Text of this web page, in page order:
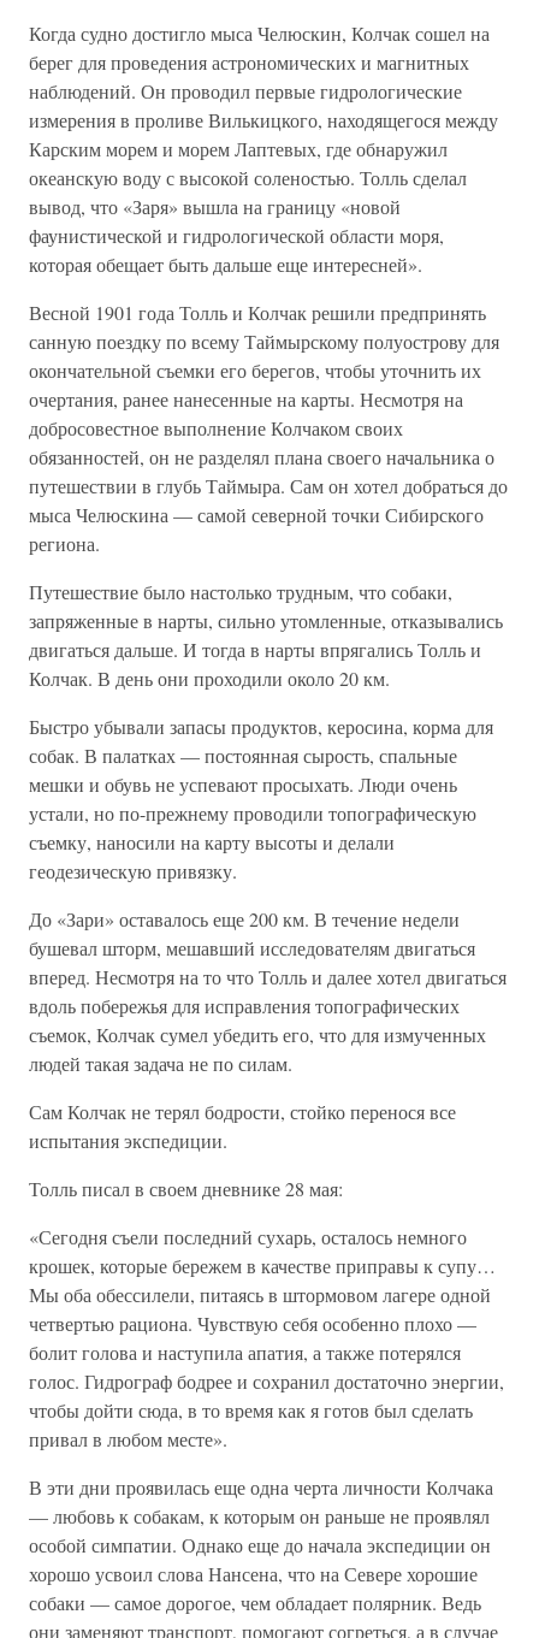
Когда судно достигло мыса Челюскин, Колчак сошел на
берег для проведения астрономических и магнитных
наблюдений. Он проводил первые гидрологические
измерения в проливе Вилькицкого, находящегося между
Карским морем и морем Лаптевых, где обнаружил
океанскую воду с высокой соленостью. Толль сделал
вывод, что «Заря» вышла на границу «новой
фаунистической и гидрологической области моря,
которая обещает быть дальше еще интересней».
Весной 1901 года Толль и Колчак решили предпринять
санную поездку по всему Таймырскому полуострову для
окончательной съемки его берегов, чтобы уточнить их
очертания, ранее нанесенные на карты. Несмотря на
добросовестное выполнение Колчаком своих
обязанностей, он не разделял плана своего начальника о
путешествии в глубь Таймыра. Сам он хотел добраться до
мыса Челюскина — самой северной точки Сибирского
региона.
Путешествие было настолько трудным, что собаки,
запряженные в нарты, сильно утомленные, отказывались
двигаться дальше. И тогда в нарты впрягались Толль и
Колчак. В день они проходили около 20 км.
Быстро убывали запасы продуктов, керосина, корма для
собак. В палатках — постоянная сырость, спальные
мешки и обувь не успевают просыхать. Люди очень
устали, но по-прежнему проводили топографическую
съемку, наносили на карту высоты и делали
геодезическую привязку.
До «Зари» оставалось еще 200 км. В течение недели
бушевал шторм, мешавший исследователям двигаться
вперед. Несмотря на то что Толль и далее хотел двигаться
вдоль побережья для исправления топографических
съемок, Колчак сумел убедить его, что для измученных
людей такая задача не по силам.
Сам Колчак не терял бодрости, стойко перенося все
испытания экспедиции.
Толль писал в своем дневнике 28 мая:
«Сегодня съели последний сухарь, осталось немного
крошек, которые бережем в качестве приправы к супу…
Мы оба обессилели, питаясь в штормовом лагере одной
четвертью рациона. Чувствую себя особенно плохо —
болит голова и наступила апатия, а также потерялся
голос. Гидрограф бодрее и сохранил достаточно энергии,
чтобы дойти сюда, в то время как я готов был сделать
привал в любом месте».
В эти дни проявилась еще одна черта личности Колчака
— любовь к собакам, к которым он раньше не проявлял
особой симпатии. Однако еще до начала экспедиции он
хорошо усвоил слова Нансена, что на Севере хорошие
собаки — самое дорогое, чем обладает полярник. Ведь
они заменяют транспорт, помогают согреться, а в случае